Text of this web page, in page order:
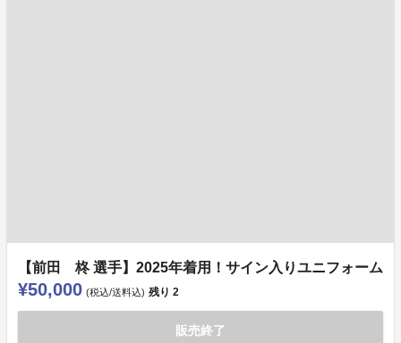
【前田 柊 選手】2025年着用！サイン入りユニフォーム
¥50,000 (税込/送料込) 残り 2
販売終了